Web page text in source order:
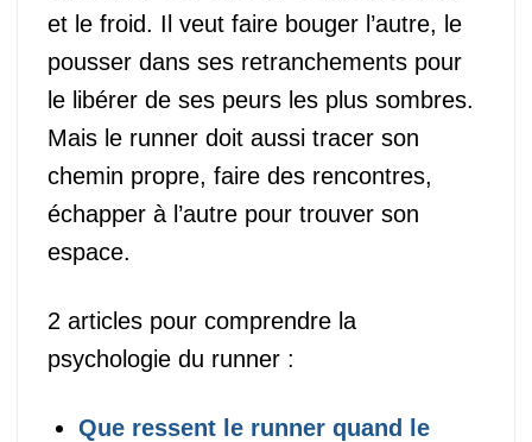
et le froid. Il veut faire bouger l’autre, le
pousser dans ses retranchements pour
le libérer de ses peurs les plus sombres.
Mais le runner doit aussi tracer son
chemin propre, faire des rencontres,
échapper à l’autre pour trouver son
espace.
2 articles pour comprendre la
psychologie du runner :
Que ressent le runner quand le